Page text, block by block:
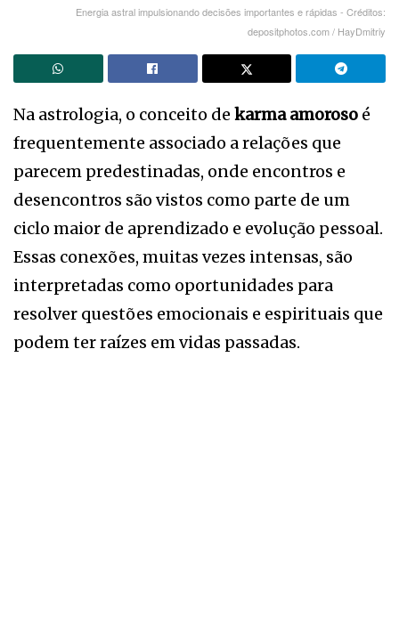
Energia astral impulsionando decisões importantes e rápidas - Créditos:
depositphotos.com / HayDmitriy
Na astrologia, o conceito de karma amoroso é
frequentemente associado a relações que
parecem predestinadas, onde encontros e
desencontros são vistos como parte de um
ciclo maior de aprendizado e evolução pessoal.
Essas conexões, muitas vezes intensas, são
interpretadas como oportunidades para
resolver questões emocionais e espirituais que
podem ter raízes em vidas passadas.